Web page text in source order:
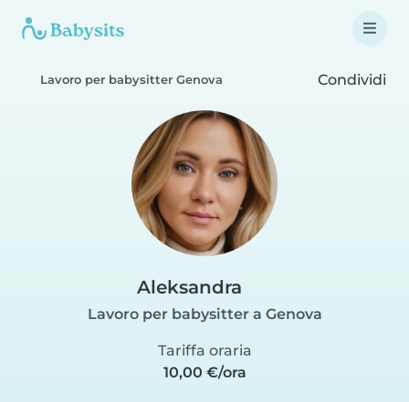
Lavoro per babysitter Genova Condividi
Aleksandra
Lavoro per babysitter a Genova
Tariffa oraria
10,00 €/ora